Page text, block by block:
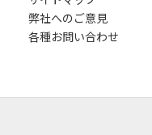
弊社へのご意見
各種お問い合わせ